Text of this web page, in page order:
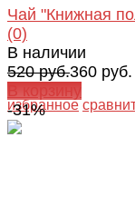
избранное
Чай "Книжная
(0)
В наличии
520 руб.360 руб.
В корзину
-31%